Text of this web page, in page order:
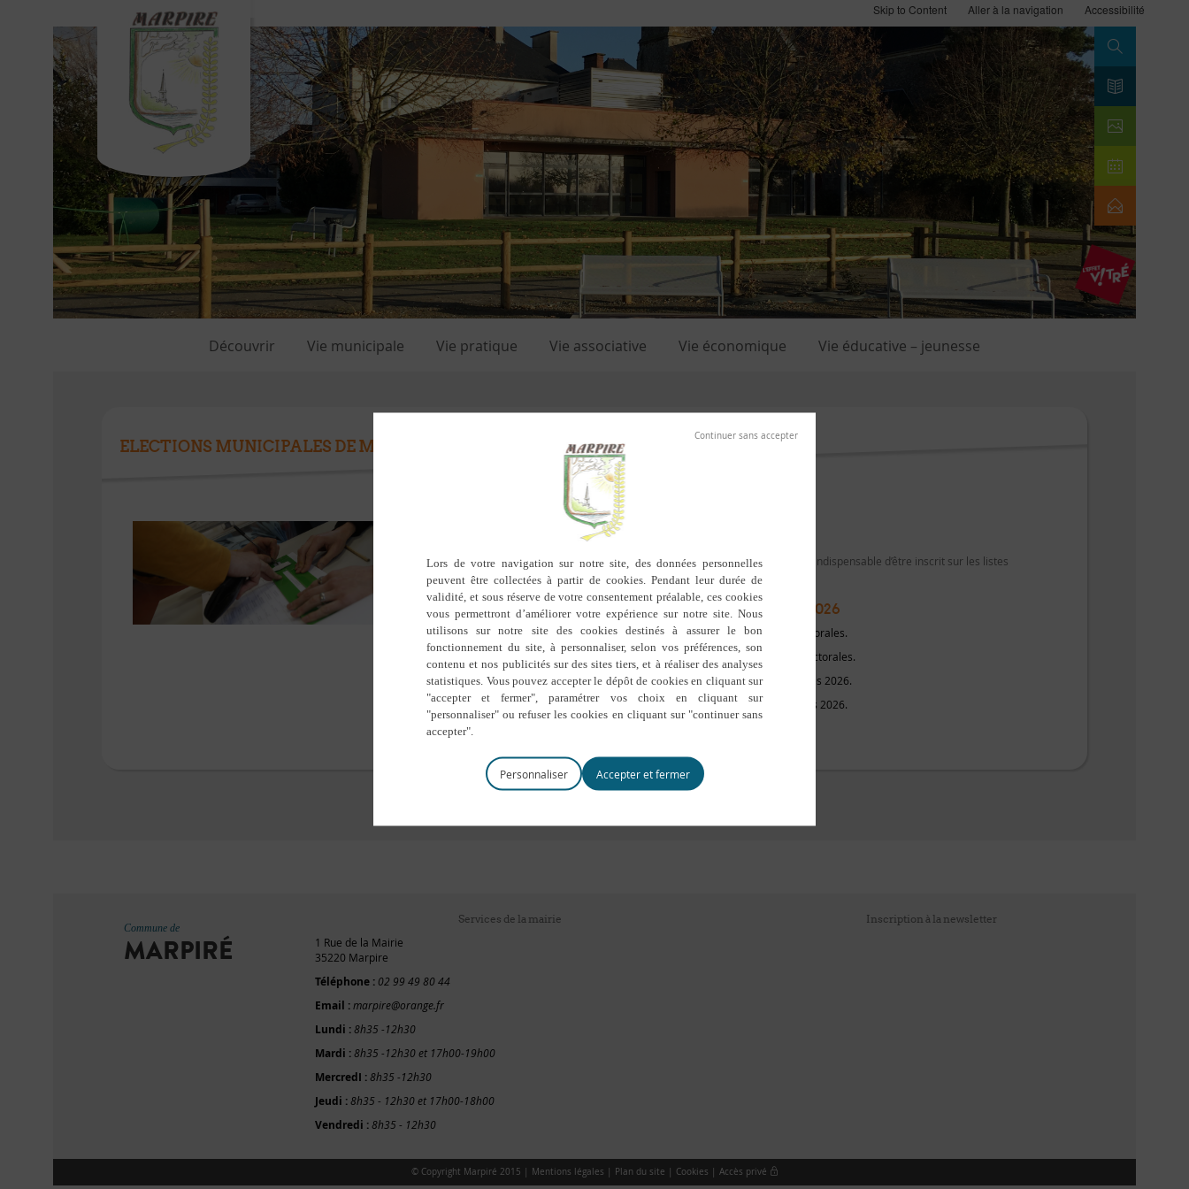
Skip to Content Aller à la navigation Accessibilité
Découvrir Vie municipale Vie pratique Vie associative Vie économique Vie éducative – jeunesse
ELECTIONS MUNICIPALES DE MARS 2026
ELECTIONS MUNICIPALES DE MARS 2026
Pour pouvoir voter aux élections municipales des15 et 22 mars2026
, il est indispensable d’être inscrit sur les listes
électorales de la commune.
Les dates clés pour les élections municipales de mars 2026
4 février 2026 : date limite pour s’inscrire en ligne sur les listes électorales.
6 février 2026
: date limite pour s’inscrireen mairie
sur les listes électorales.
15 mars 2026 : premier tour de scrutin pour les élections municipales 2026.
22 mars 2026 : second tour de scrutin pour les élections municipales 2026.
Commune de
MARPIRÉ
Services de la mairie
1 Rue de la Mairie
35220 Marpire
Téléphone : 02 99 49 80 44
Email :marpire@orange.fr
Lundi :8h35 -12h30
Mardi :8h35 -12h30 et 17h00-19h00
MercredI :8h35 -12h30
Jeudi :8h35 - 12h30 et 17h00-18h00
Vendredi :8h35 - 12h30
Inscription à la newsletter
© Copyright Marpiré 2015 | Mentions légales | Plan du site | Cookies | Accès privé
Personnaliser